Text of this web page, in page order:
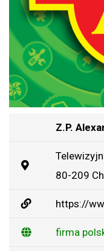
Z.P.
80-209
https://
firma